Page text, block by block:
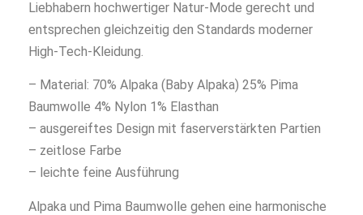
Liebhabern hochwertiger Natur-Mode gerecht und
entsprechen gleichzeitig den Standards moderner
High-Tech-Kleidung.
– Material: 70% Alpaka (Baby Alpaka) 25% Pima
Baumwolle 4% Nylon 1% Elasthan
– ausgereiftes Design mit faserverstärkten Partien
– zeitlose Farbe
– leichte feine Ausführung
Alpaka und Pima Baumwolle gehen eine harmonische